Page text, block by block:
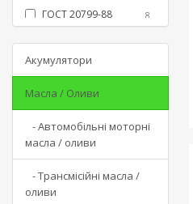
SAE 30 +77
SAE 50
SAE 60
VDL100 +3
VG 68
І-20А
ГОСТ 20799-88 8
Акумулятори
Масла / Оливи
- Автомобільні моторні
масла / оливи
- Трансмісійні масла /
оливи